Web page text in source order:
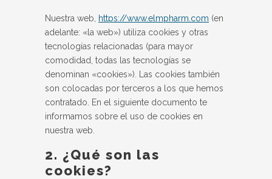
Nuestra web, https://www.elmpharm.com (en
adelante: «la web») utiliza cookies y otras
tecnologías relacionadas (para mayor
comodidad, todas las tecnologías se
denominan «cookies»). Las cookies también
son colocadas por terceros a los que hemos
contratado. En el siguiente documento te
informamos sobre el uso de cookies en
nuestra web.
2. ¿Qué son las
cookies?